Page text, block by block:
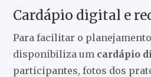
Cardápio digital e
Para facilitar o
disponibiliza um cardápio
participantes, fotos dos